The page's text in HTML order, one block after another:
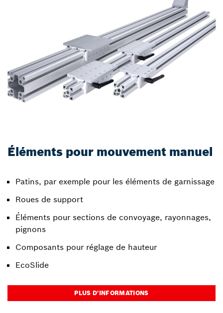
Éléments pour mouvement manuel
Patins, par exemple pour les éléments de garnissage
Roues de support
Éléments pour sections de convoyage, rayonnages,
pignons
Composants pour réglage de hauteur
EcoSlide
PLUS D’INFORMATIONS